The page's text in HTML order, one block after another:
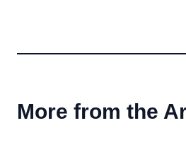
More from the